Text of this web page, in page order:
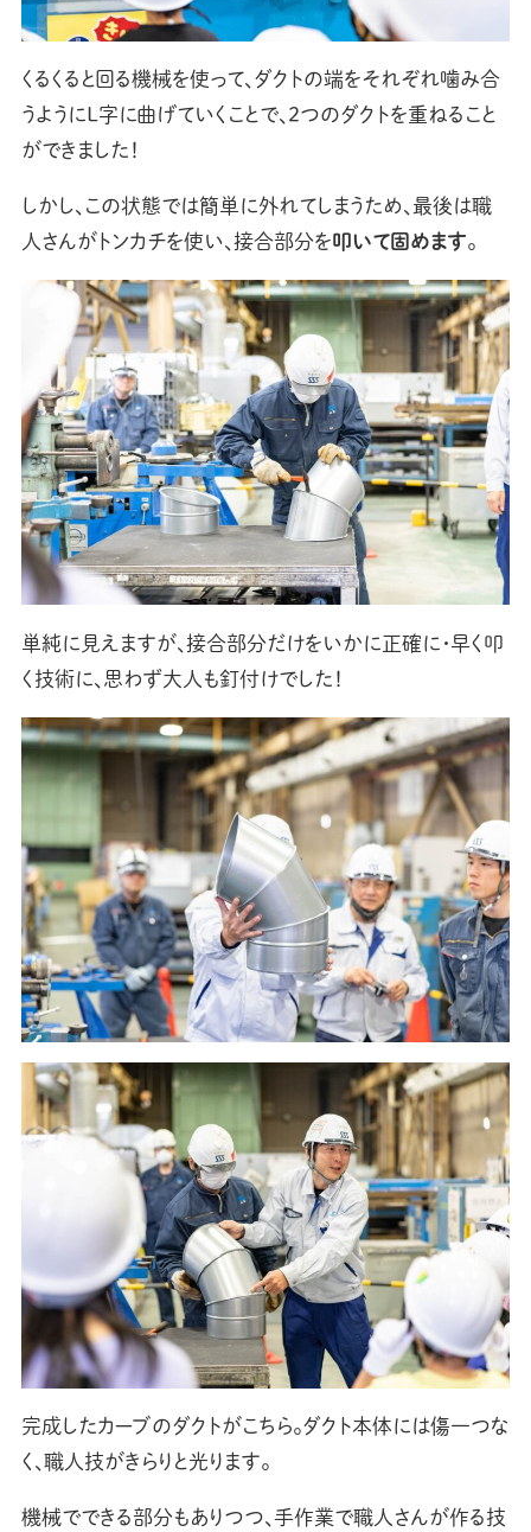
くるくると回る機械を使って、ダクトの端をそれぞれ噛み合
うようにL字に曲げていくことで、2つのダクトを重ねること
ができました！
しかし、この状態では簡単に外れてしまうため、最後は職
人さんがトンカチを使い、接合部分を叩いて固めます。
単純に見えますが、接合部分だけをいかに正確に・早く叩
く技術に、思わず大人も釘付けでした！
完成したカーブのダクトがこちら。ダクト本体には傷一つな
く、職人技がきらりと光ります。
機械でできる部分もありつつ、手作業で職人さんが作る技